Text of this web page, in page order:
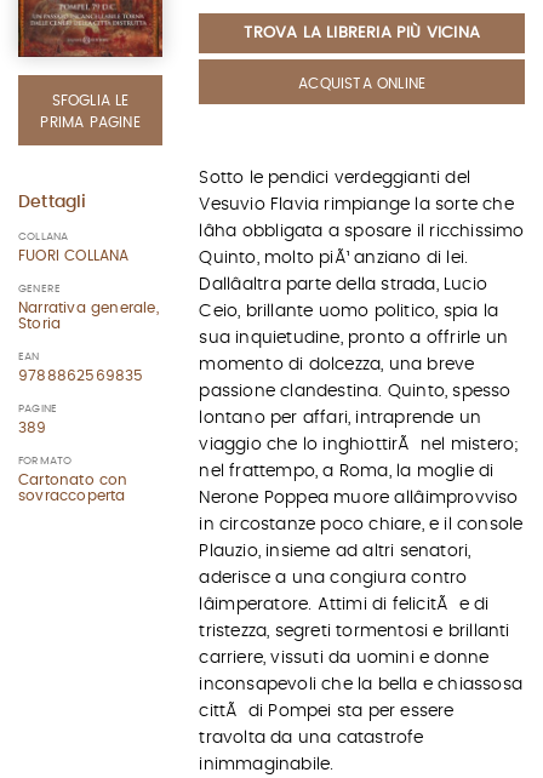
SFOGLIA LE
PRIMA PAGINE
Dettagli
COLLANA
FUORI COLLANA
GENERE
Narrativa generale,
Storia
EAN
9788862569835
PAGINE
389
FORMATO
Cartonato con
sovraccoperta
TROVA LA LIBRERIA PIÙ VICINA
ACQUISTA ONLINE
Sotto le pendici verdeggianti del
Vesuvio Flavia rimpiange la sorte che
lâha obbligata a sposare il ricchissimo
Quinto, molto piÃ¹ anziano di lei.
Dallâaltra parte della strada, Lucio
Ceio, brillante uomo politico, spia la
sua inquietudine, pronto a offrirle un
momento di dolcezza, una breve
passione clandestina. Quinto, spesso
lontano per affari, intraprende un
viaggio che lo inghiottirÃ nel mistero;
nel frattempo, a Roma, la moglie di
Nerone Poppea muore allâimprovviso
in circostanze poco chiare, e il console
Plauzio, insieme ad altri senatori,
aderisce a una congiura contro
lâimperatore. Attimi di felicitÃ e di
tristezza, segreti tormentosi e brillanti
carriere, vissuti da uomini e donne
inconsapevoli che la bella e chiassosa
cittÃ di Pompei sta per essere
travolta da una catastrofe
inimmaginabile.